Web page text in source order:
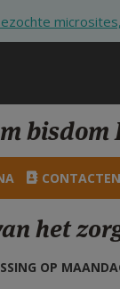
bisdom
CONTACTEN
het
OP